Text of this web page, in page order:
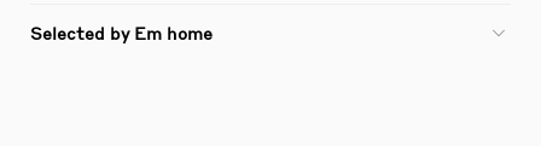
Selected by Em home